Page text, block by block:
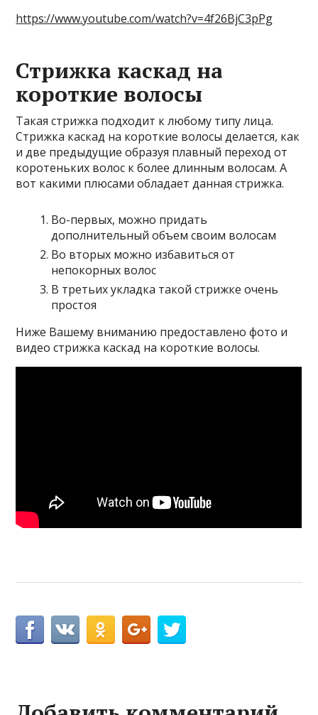
https://www.youtube.com/watch?v=4f26BjC3pPg
Стрижка каскад на
короткие волосы
Такая стрижка подходит к любому типу лица.
Стрижка каскад на короткие волосы делается, как
и две предыдущие образуя плавный переход от
коротеньких волос к более длинным волосам. А
вот какими плюсами обладает данная стрижка.
Во-первых, можно придать
дополнительный объем своим волосам
Во вторых можно избавиться от
непокорных волос
В третьих укладка такой стрижке очень
простоя
Ниже Вашему вниманию предоставлено фото и
видео стрижка каскад на короткие волосы.